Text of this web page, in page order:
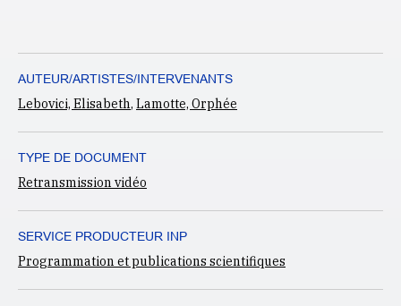
AUTEUR/ARTISTES/INTERVENANTS
Lebovici, Elisabeth, Lamotte, Orphée
TYPE DE DOCUMENT
Retransmission vidéo
SERVICE PRODUCTEUR INP
Programmation et publications scientifiques